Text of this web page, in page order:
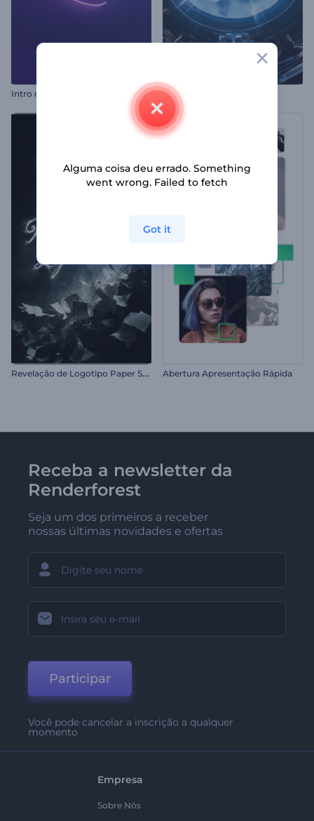
I
ntro com Linhas de Neon Girando Intro Lab Bio Proibido
R
evelação de Logotipo Paper Storm Abertura Apresentação Rápida
Receba a newsletter da
Renderforest
Seja um dos primeiros a receber
nossas últimas novidades e ofertas
Participar
Você pode cancelar a inscrição a qualquer
momento
Empresa
Sobre Nós
Alguma coisa deu errado. Something
went wrong. Failed to fetch
Got it